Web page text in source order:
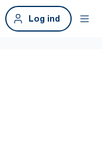
Log ind